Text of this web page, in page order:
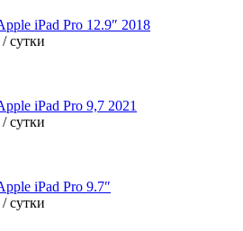
iPad Pro 12.9″ 2018
/ сутки
iPad Pro 9,7 2021
/ сутки
iPad Pro 9.7″
/ сутки